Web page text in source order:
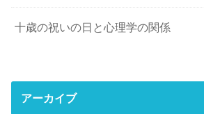
十歳の祝いの日と心理学の関係
アーカイブ